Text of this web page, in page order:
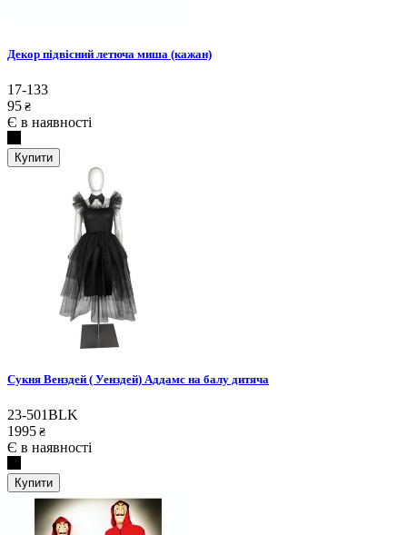
Декор підвісний летюча миша (кажан)
17-133
95 ₴
Є в наявності
Купити
Сукня Венздей ( Уенздей) Аддамс на балу дитяча
23-501BLK
1995 ₴
Є в наявності
Купити